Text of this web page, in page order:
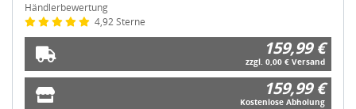
Händlerbewertung
4,92 Sterne
159,99 €
zzgl. 0,00 € Versand
159,99 €
Kostenlose Abholung